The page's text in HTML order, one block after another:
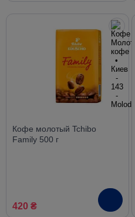
Кофе молотый Tchibo
Family 500 г
420 ₴